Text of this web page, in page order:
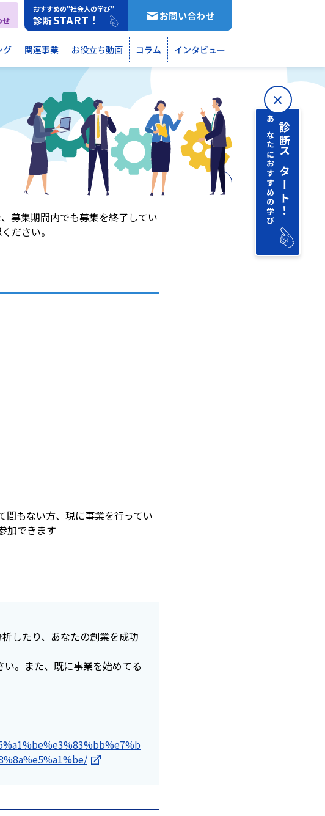
グ 関連事業 お役立ち動画 コラム インタビュー
おすすめの”社会人の学び”
診断START！ お問い合わせ
募集期間内でも募集を終了してい
ださい。
間もない方、現に事業を行ってい
加できます
したり、あなたの創業を成功
。また、既に事業を始めてる
あなたにおすすめの学び診断 スタート！